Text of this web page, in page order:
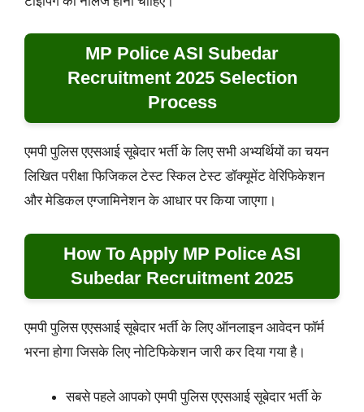
MP Police ASI Subedar
Recruitment 2025 Selection
Process
एमपी पुलिस एएसआई सूबेदार भर्ती के लिए सभी अभ्यर्थियों का चयन
लिखित परीक्षा फिजिकल टेस्ट स्किल टेस्ट डॉक्यूमेंट वेरिफिकेशन
और मेडिकल एग्जामिनेशन के आधार पर किया जाएगा।
How To Apply MP Police ASI
Subedar Recruitment 2025
एमपी पुलिस एएसआई सूबेदार भर्ती के लिए ऑनलाइन आवेदन फॉर्म
भरना होगा जिसके लिए नोटिफिकेशन जारी कर दिया गया है।
सबसे पहले आपको एमपी पुलिस एएसआई सूबेदार भर्ती के